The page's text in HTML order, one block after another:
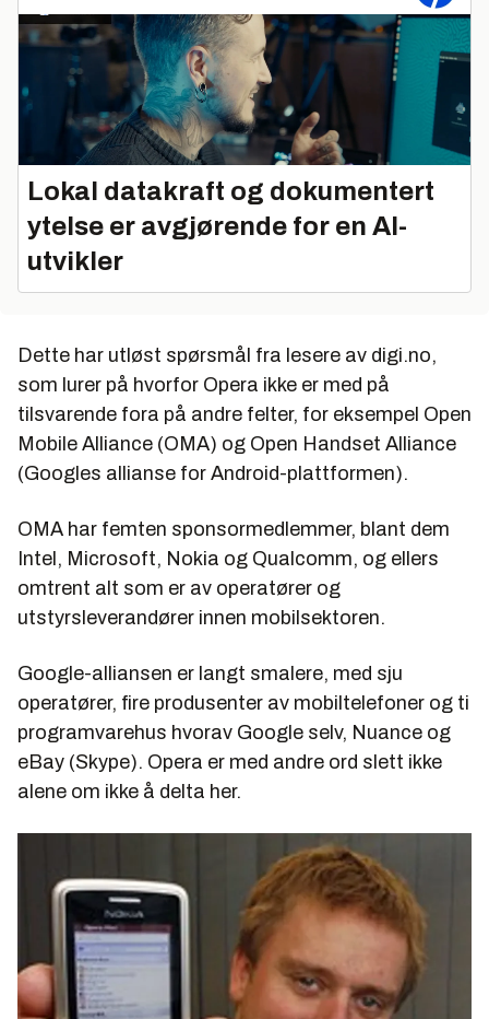
Lokal datakraft og dokumentert
ytelse er avgjørende for en AI-
utvikler
Dette har utløst spørsmål fra lesere av digi.no,
som lurer på hvorfor Opera ikke er med på
tilsvarende fora på andre felter, for eksempel Open
Mobile Alliance (OMA) og Open Handset Alliance
(Googles allianse for Android-plattformen).
OMA har femten sponsormedlemmer, blant dem
Intel, Microsoft, Nokia og Qualcomm, og ellers
omtrent alt som er av operatører og
utstyrsleverandører innen mobilsektoren.
Google-alliansen er langt smalere, med sju
operatører, fire produsenter av mobiltelefoner og ti
programvarehus hvorav Google selv, Nuance og
eBay (Skype). Opera er med andre ord slett ikke
alene om ikke å delta her.